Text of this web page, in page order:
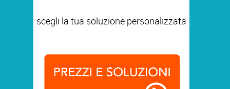
scegli la tua soluzione personalizzata